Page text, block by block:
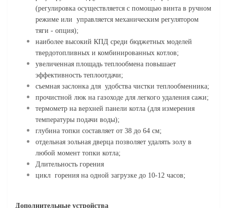
(регулировка осуществляется с помощью винта в ручном
режиме или управляется механическим регулятором
тяги - опция);
наиболее высокий КПД среди бюджетных моделей
твердотопливных и комбинированных котлов;
увеличенная площадь теплообмена повышает
эффективность теплоотдачи;
съемная заслонка для удобства чистки теплообменника;
прочистной люк на газоходе для легкого удаления сажи;
термометр на верхней панели котла (для измерения
температуры подачи воды);
глубина топки составляет от 38 до 64 см;
отдельная зольная дверца позволяет удалять золу в
любой момент топки котла;
Длительность горения
цикл горения на одной загрузке до 10-12 часов;
Дополнительные устройства